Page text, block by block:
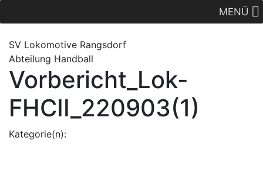
MENÜ
SV Lokomotive Rangsdorf
Abteilung Handball
Vorbericht_Lok-
FHCII_220903(1)
Kategorie(n):